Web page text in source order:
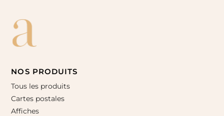
NOS PRODUITS
Tous les produits
Cartes postales
Affiches